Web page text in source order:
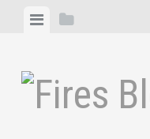
MenüSeitenleiste